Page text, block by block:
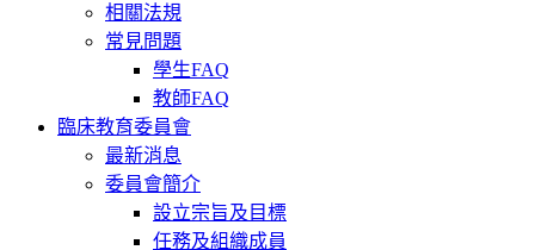
相關法規
常見問題
學生FAQ
教師FAQ
臨床教育委員會
最新消息
委員會簡介
設立宗旨及目標
任務及組織成員